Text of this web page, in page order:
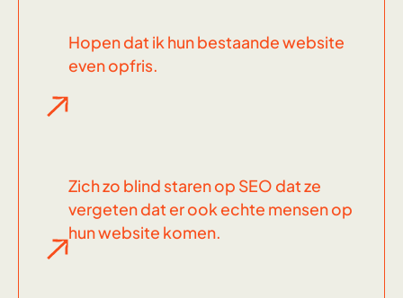
Hopen dat ik hun bestaande website
even opfris.
Zich zo blind staren op SEO dat ze
vergeten dat er ook echte mensen op
hun website komen.